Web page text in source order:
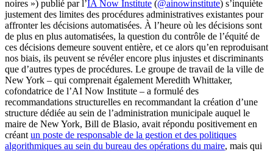
noires ») publié par l’IA Now Institute (@ainowinstitute) s’inquiète
justement des limites des procédures administratives existantes pour
affronter les décisions automatisées. À l’heure où les décisions sont
de plus en plus automatisées, la question du contrôle de l’équité de
ces décisions demeure souvent entière, et ce alors qu’en reproduisant
nos biais, ils peuvent se révéler encore plus injustes et discriminants
que d’autres types de procédures. Le groupe de travail de la ville de
New York – qui comprenait également Meredith Whittaker,
cofondatrice de l’AI Now Institute – a formulé des
recommandations structurelles en recommandant la création d’une
structure dédiée au sein de l’administration municipale auquel le
maire de New York, Bill de Blasio, avait répondu positivement en
créant un poste de responsable de la gestion et des politiques
algorithmiques au sein du bureau des opérations du maire, mais qui